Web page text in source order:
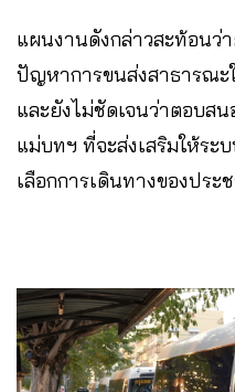
แผนงานดังกล่าวสะท้อนว่
ปัญหาการขนส่งสาธารณะ
และยังไม่ชัดเจนว่าตอบส
แม่บทฯ ที่จะส่งเสริมให้ระ
เลือกการเดินทางของประ